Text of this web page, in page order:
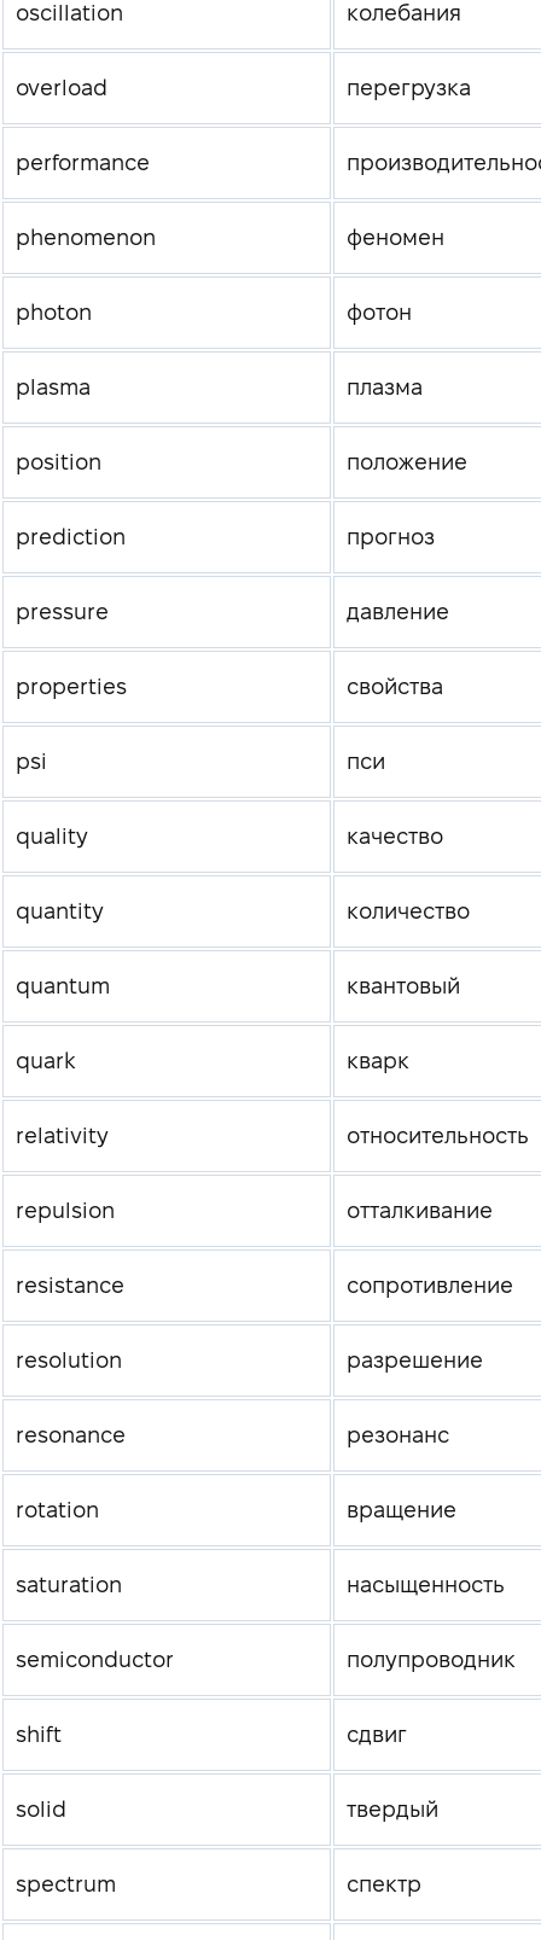
oscillation колебания
overload перегрузка
performance
phenomenon феномен
photon фотон
plasma плазма
position положение
prediction прогноз
pressure давление
properties свойства
psi пси
quality качество
quantity количество
quantum квантовый
quark кварк
relativity относительность
repulsion отталкивание
resistance сопротивление
resolution разрешение
resonance резонанс
rotation вращение
saturation насыщенность
semiconductor полупроводник
shift сдвиг
solid твердый
spectrum спектр